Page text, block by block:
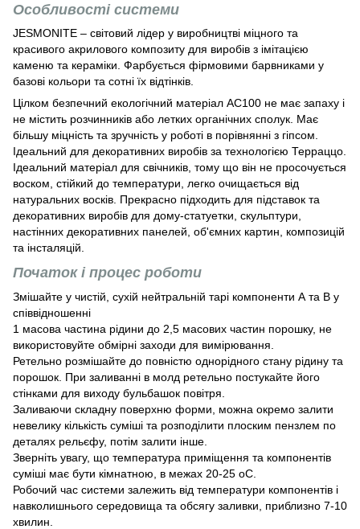
Особливості системи
JESMONITE – світовий лідер у виробництві міцного та
красивого акрилового композиту для виробів з імітацією
каменю та кераміки. Фарбується фірмовими барвниками у
базові кольори та сотні їх відтінків.
Цілком безпечний екологічний матеріал АС100 не має запаху і
не містить розчинників або летких органічних сполук. Має
більшу міцність та зручність у роботі в порівнянні з гіпсом.
Ідеальний для декоративних виробів за технологією Терраццо.
Ідеальний матеріал для свічників, тому що він не просочується
воском, стійкий до температури, легко очищається від
натуральних восків. Прекрасно підходить для підставок та
декоративних виробів для дому-статуетки, скульптури,
настінних декоративних панелей, об'ємних картин, композицій
та інсталяцій.
Початок і процес роботи
Змішайте у чистій, сухій нейтральній тарі компоненти А та В у
співвідношенні
1 масова частина рідини до 2,5 масових частин порошку, не
використовуйте обмірні заходи для вимірювання.
Ретельно розмішайте до повністю однорідного стану рідину та
порошок. При заливанні в молд ретельно постукайте його
стінками для виходу бульбашок повітря.
Заливаючи складну поверхню форми, можна окремо залити
невелику кількість суміші та розподілити плоским пензлем по
деталях рельєфу, потім залити інше.
Зверніть увагу, що температура приміщення та компонентів
суміші має бути кімнатною, в межах 20-25 оС.
Робочий час системи залежить від температури компонентів і
навколишнього середовища та обсягу заливки, приблизно 7-10
хвилин.